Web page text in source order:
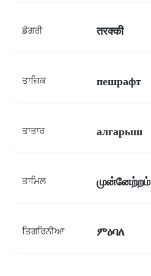
ਡੋਗਰੀ तरक्की
ਤਾਜਿਕ пешрафт
ਤਾਤਾਰ алгарыш
ਤਾਮਿਲ முன்னேற்றம்
ਤਿਗਰਿਨੀਆ ምዕባለ